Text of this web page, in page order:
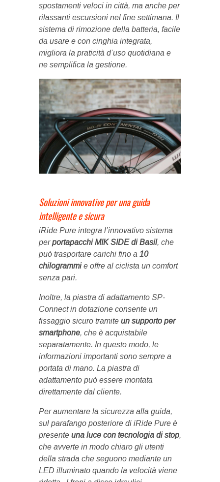
spostamenti veloci in città, ma anche per
rilassanti escursioni nel fine settimana. Il
sistema di rimozione della batteria, facile
da usare e con cinghia integrata,
migliora la praticità d’uso quotidiana e
ne semplifica la gestione.
Soluzioni innovative per una guida
intelligente e sicura
iRide Pure integra l’innovativo sistema
perportapacchi MIK SIDE di Basil, che
può trasportare carichi fino a 10
chilogrammie offre al ciclista un comfort
senza pari.
Inoltre, la piastra di adattamento SP-
Connect in dotazione consente un
fissaggio sicuro tramite un supporto per
smartphone, che è acquistabile
separatamente. In questo modo, le
informazioni importanti sono sempre a
portata di mano. La piastra di
adattamento può essere montata
direttamente dal cliente.
Per aumentare la sicurezza alla guida,
sul parafango posteriore di iRide Pure è
presente una luce con tecnologia di stop,
che avverte in modo chiaro gli utenti
della strada che seguono mediante un
LED illuminato quando la velocità viene